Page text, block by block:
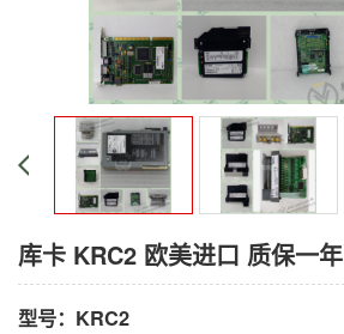
库卡 KRC2 欧美进口 质保一年
型号：KRC2